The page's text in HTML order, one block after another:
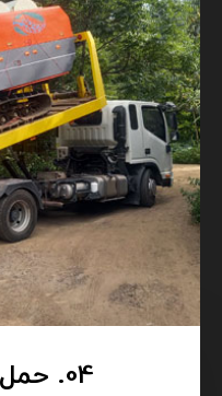
04. حمل خودرو تهران